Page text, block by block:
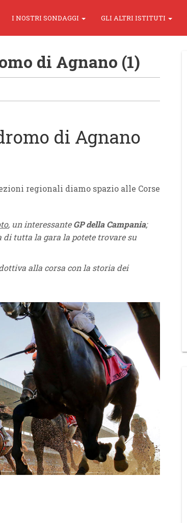
I NOSTRI SONDAGGI GLI ALTRI ISTITUTI
di Agnano (1)
di Agnano
regionali diamo spazio alle Corse
, un interessanteGP della Campania;
di tutta la gara la potete trovare su
alla corsa con la storia dei